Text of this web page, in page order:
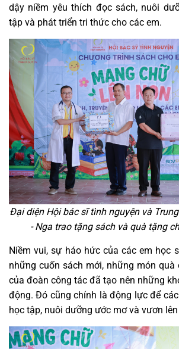
dậy niềm yêu thích đọc sách, nuôi
tập và phát triển tri thức cho các em.
Đại diện Hội bác sĩ tình nguyện và
- Nga trao tặng sách và quà tặng
Niềm vui, sự háo hức của các em học
những cuốn sách mới, những món quà
của đoàn công tác đã tạo nên những
động. Đó cũng chính là động lực để
học tập, nuôi dưỡng ước mơ và vươn